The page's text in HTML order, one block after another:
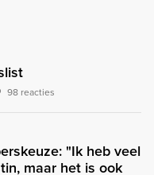
98 reacties
"Ik heb veel
maar het is ook